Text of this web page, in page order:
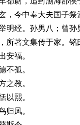
，今中奉大夫国子
明经。孙男八；曾
所著文集传于家。铭
安福。
不孤。
之教。
以熙。
归凤。